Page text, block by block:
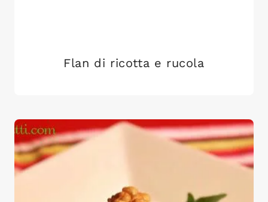
Flan di ricotta e rucola